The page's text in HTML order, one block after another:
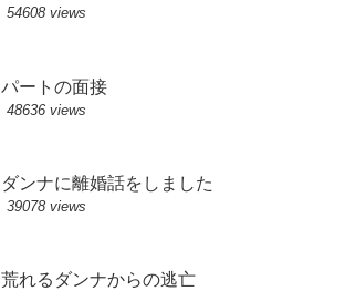
54608 views
パートの面接
48636 views
ダンナに離婚話をしました
39078 views
荒れるダンナからの逃亡